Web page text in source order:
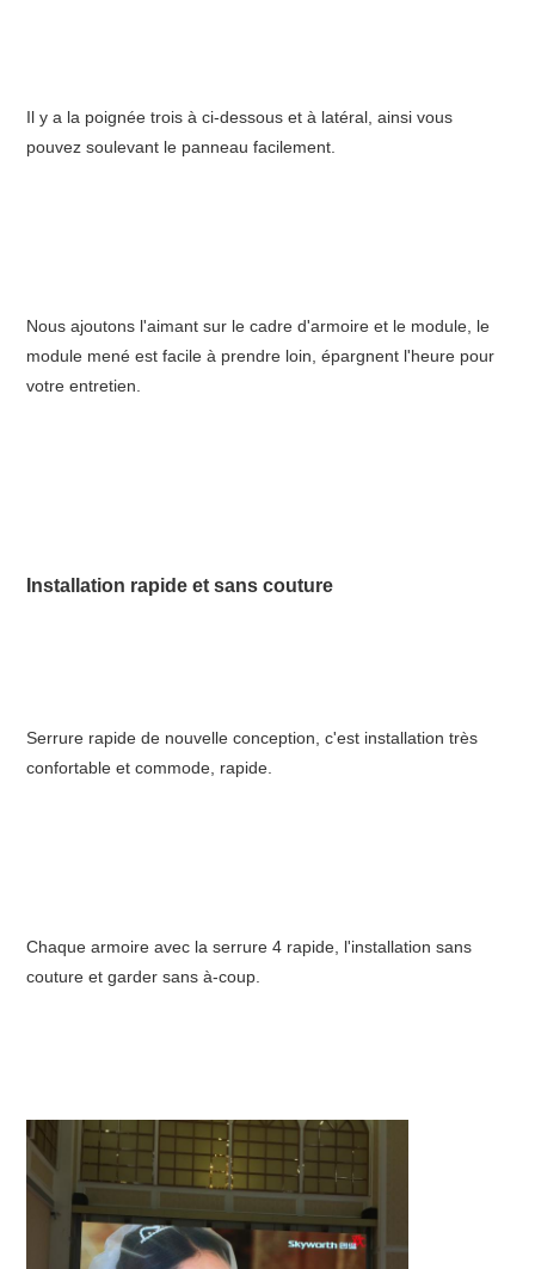
Il y a la poignée trois à ci-dessous et à latéral, ainsi vous
pouvez soulevant le panneau facilement.
Nous ajoutons l'aimant sur le cadre d'armoire et le module, le
module mené est facile à prendre loin, épargnent l'heure pour
votre entretien.
Installation rapide et sans couture
Serrure rapide de nouvelle conception, c'est installation très
confortable et commode, rapide.
Chaque armoire avec la serrure 4 rapide, l'installation sans
couture et garder sans à-coup.